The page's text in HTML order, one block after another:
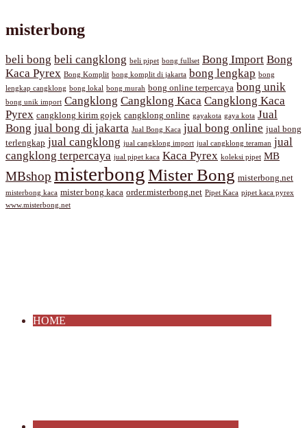
misterbong
beli bong beli cangklong beli pipet bong fullset Bong Import Bong
Kaca Pyrex Bong Komplit bong komplit di jakarta bong lengkap bong
lengkap cangklong bong lokal bong murah bong online terpercaya bong unik
bong unik import Cangklong Cangklong Kaca Cangklong Kaca
Pyrex cangklong kirim gojek cangklong online gayakota gaya kota Jual
Bong jual bong di jakarta Jual Bong Kaca jual bong online jual bong
terlengkap jual cangklong jual cangklong import jual cangklong teraman jual
cangklong terpercaya jual pipet kaca Kaca Pyrex koleksi pipet MB
MBshop misterbongMister Bong misterbong.net
misterbong kaca mister bong kaca order.misterbong.net Pipet Kaca pipet kaca pyrex
www.misterbong.net
HOME